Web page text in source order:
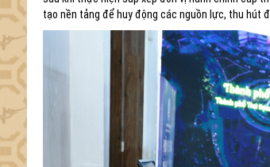
tạo nền tảng để huy động các nguồn lực, thu hút